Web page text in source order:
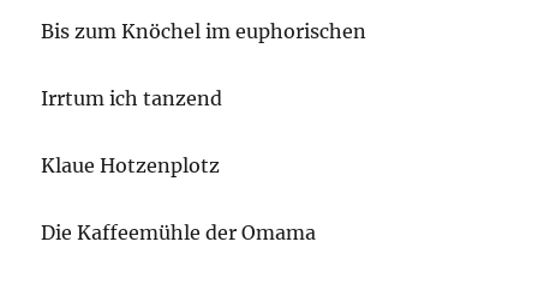
Bis zum Knöchel im euphorischen
Irrtum ich tanzend
Klaue Hotzenplotz
Die Kaffeemühle der Omama